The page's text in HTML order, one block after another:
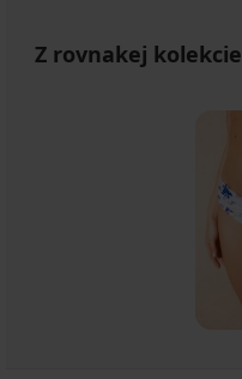
Z rovnakej kolekcie